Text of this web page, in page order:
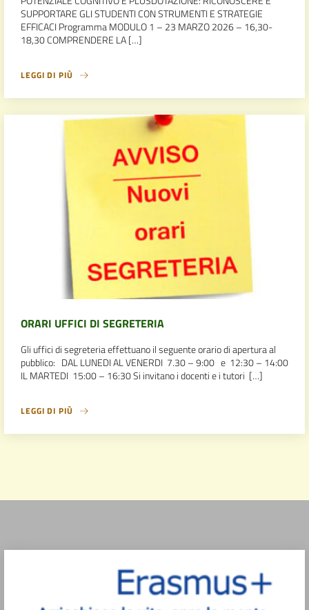
SUPPORTARE GLI STUDENTI CON STRUMENTI E STRATEGIE
EFFICACI Programma MODULO 1 – 23 MARZO 2026 – 16,30-
18,30 COMPRENDERE LA […]
LEGGI DI PIÙ
ORARI UFFICI DI SEGRETERIA
Gli uffici di segreteria effettuano il seguente orario di apertura al
pubblico: DAL LUNEDI AL VENERDI 7.30 – 9:00 e 12:30 – 14:00
IL MARTEDI 15:00 – 16:30 Si invitano i docenti e i tutori […]
LEGGI DI PIÙ